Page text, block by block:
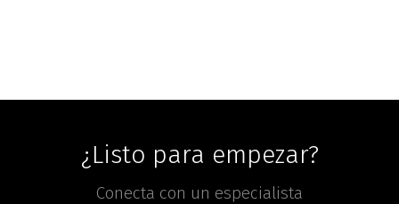
¿Listo para empezar?
Conecta con un especialista